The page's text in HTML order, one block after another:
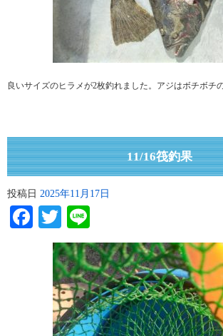
良いサイズのヒラメが2枚釣れました。アジはボチボチ
11/16筏釣果
投稿日 2025年11月17日
Facebook
Twitter